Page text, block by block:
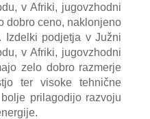
v Afriki, jugovzhodni
dobro ceno, naklonjeno
Izdelki podjetja v Južni
v Afriki, jugovzhodni
zelo dobro razmerje
ter visoke tehnične
prilagodijo razvoju